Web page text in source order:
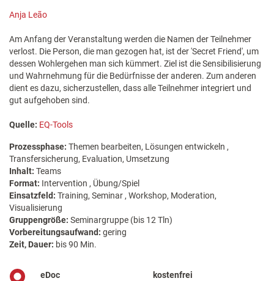
Anja Leão
Am Anfang der Veranstaltung werden die Namen der Teilnehmer
verlost. Die Person, die man gezogen hat, ist der 'Secret Friend', um
dessen Wohlergehen man sich kümmert. Ziel ist die Sensibilisierung
und Wahrnehmung für die Bedürfnisse der anderen. Zum anderen
dient es dazu, sicherzustellen, dass alle Teilnehmer integriert und
gut aufgehoben sind.
Quelle: EQ-Tools
Prozessphase: Themen bearbeiten, Lösungen entwickeln ,
Transfersicherung, Evaluation, Umsetzung
Inhalt: Teams
Format: Intervention , Übung/Spiel
Einsatzfeld: Training, Seminar , Workshop, Moderation,
Visualisierung
Gruppengröße: Seminargruppe (bis 12 Tln)
Vorbereitungsaufwand: gering
Zeit, Dauer: bis 90 Min.
eDoc kostenfrei